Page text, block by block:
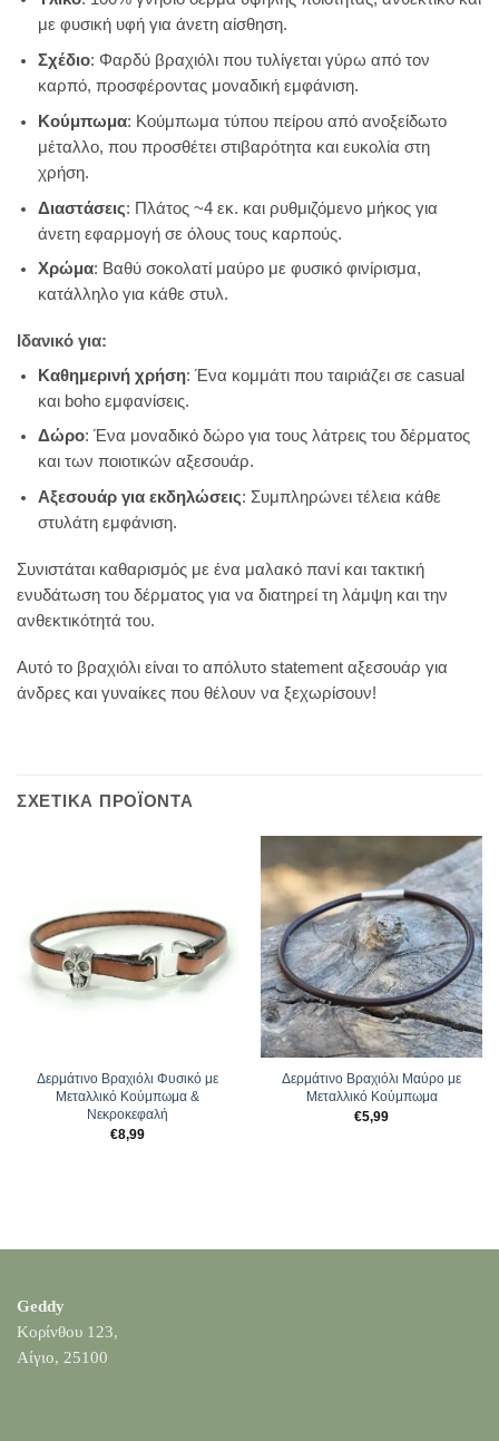
με φυσική υφή για άνετη αίσθηση.
Σχέδιο: Φαρδύ βραχιόλι που τυλίγεται γύρω από τον
καρπό, προσφέροντας μοναδική εμφάνιση.
Κούμπωμα: Κούμπωμα τύπου πείρου από ανοξείδωτο
μέταλλο, που προσθέτει στιβαρότητα και ευκολία στη
χρήση.
Διαστάσεις: Πλάτος ~4 εκ. και ρυθμιζόμενο μήκος για
άνετη εφαρμογή σε όλους τους καρπούς.
Χρώμα: Βαθύ σοκολατί μαύρο με φυσικό φινίρισμα,
κατάλληλο για κάθε στυλ.
Ιδανικό για:
Καθημερινή χρήση: Ένα κομμάτι που ταιριάζει σε casual
και boho εμφανίσεις.
Δώρο: Ένα μοναδικό δώρο για τους λάτρεις του δέρματος
και των ποιοτικών αξεσουάρ.
Αξεσουάρ για εκδηλώσεις: Συμπληρώνει τέλεια κάθε
στυλάτη εμφάνιση.
Συνιστάται καθαρισμός με ένα μαλακό πανί και τακτική
ενυδάτωση του δέρματος για να διατηρεί τη λάμψη και την
ανθεκτικότητά του.
Αυτό το βραχιόλι είναι το απόλυτο statement αξεσουάρ για
άνδρες και γυναίκες που θέλουν να ξεχωρίσουν!
ΣΧΕΤΙΚΆ ΠΡΟΪΌΝΤΑ
Δερμάτινο Βραχιόλι Φυσικό με
Μεταλλικό Κούμπωμα &
Νεκροκεφαλή
€8,99
Δερμάτινο Βραχιόλι Μαύρο με
Μεταλλικό Κούμπωμα
€5,99
Geddy
Κορίνθου 123,
Αίγιο, 25100